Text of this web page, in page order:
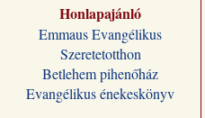
„Jézus a mi
sorsunk” címmel
jutnak el a magyar
olvasóhoz, a
fordításban is
megőrizve eredeti
Honlapajánló
Emmaus Evangélikus
Szeretetotthon
Betlehem pihenőház
Evangélikus énekeskönyv